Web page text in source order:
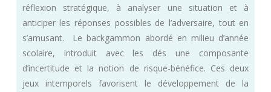
réflexion stratégique, à analyser une situation et à
anticiper les réponses possibles de l’adversaire, tout en
s’amusant.  Le backgammon abordé en milieu d’année
scolaire, introduit avec les dés une composante
d’incertitude et la notion de risque-bénéfice. Ces deux
jeux intemporels favorisent le développement de la